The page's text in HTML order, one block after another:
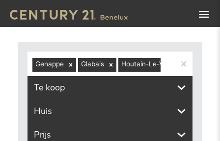
Genappe Glabais Houtain-Le-Val Loupoigne
Te koop
Huis
Prijs